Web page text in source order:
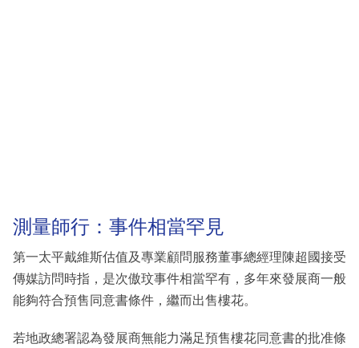
測量師行：事件相當罕見
第一太平戴維斯估值及專業顧問服務董事總經理陳超國接受
傳媒訪問時指，是次傲玟事件相當罕有，多年來發展商一般
能夠符合預售同意書條件，繼而出售樓花。
若地政總署認為發展商無能力滿足預售樓花同意書的批准條